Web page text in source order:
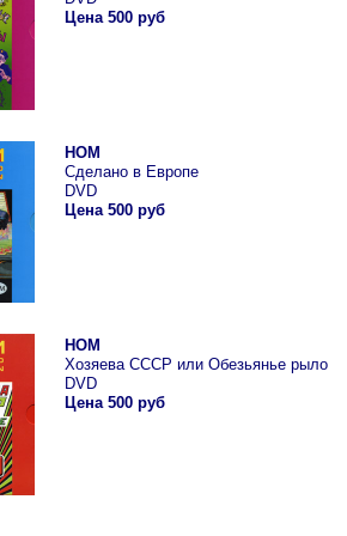
Цена 500 руб
НОМ
Сделано в Европе
DVD
Цена 500 руб
НОМ
Хозяева СССР или Обезьянье рыло
DVD
Цена 500 руб